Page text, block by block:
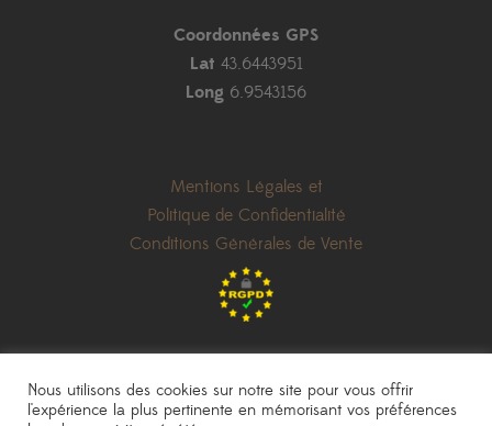
Coordonnées GPS
Lat 43.6443951
Long 6.9543156
Mentions Légales et
Politique de Confidentialité
Conditions Générales de Vente
Nous utilisons des cookies sur notre site pour vous offrir
l'expérience la plus pertinente en mémorisant vos préférences